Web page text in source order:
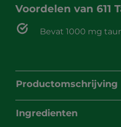
Voordelen van 611
Bevat 1000 mg
Productomschrijving
Ingredienten